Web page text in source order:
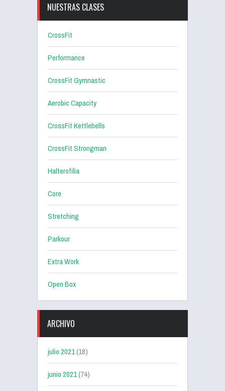
NUESTRAS CLASES
CrossFit
Performance
CrossFit Gymnastic
Aerobic Capacity
CrossFit Kettlebells
CrossFit Strongman
Halterofilia
Core
Stretching
Parkour
Extra Work
Open Box
ARCHIVO
julio 2021(18)
junio 2021(74)